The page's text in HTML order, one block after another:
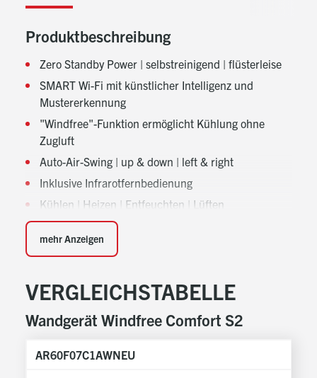
Produktbeschreibung
Zero Standby Power | selbstreinigend | flüsterleise
SMART Wi-Fi mit künstlicher Intelligenz und
Mustererkennung
"Windfree"-Funktion ermöglicht Kühlung ohne
Zugluft
Auto-Air-Swing | up & down | left & right
Inklusive Infrarotfernbedienung
Kühlen | Heizen | Entfeuchten | Lüften
Automatischer Betriebsartenwechsel
Platine mit alphanumerischem Display für exakte
Luftansaug nicht sichtbar | 4 Ventilatorstufen
Tages- und Wochentimer und
Optional: ON/OFF-Kontakt
mehr Anzeigen
VERGLEICHSTABELLE
Wandgerät Windfree Comfort S2
AR60F07C1AWNEU